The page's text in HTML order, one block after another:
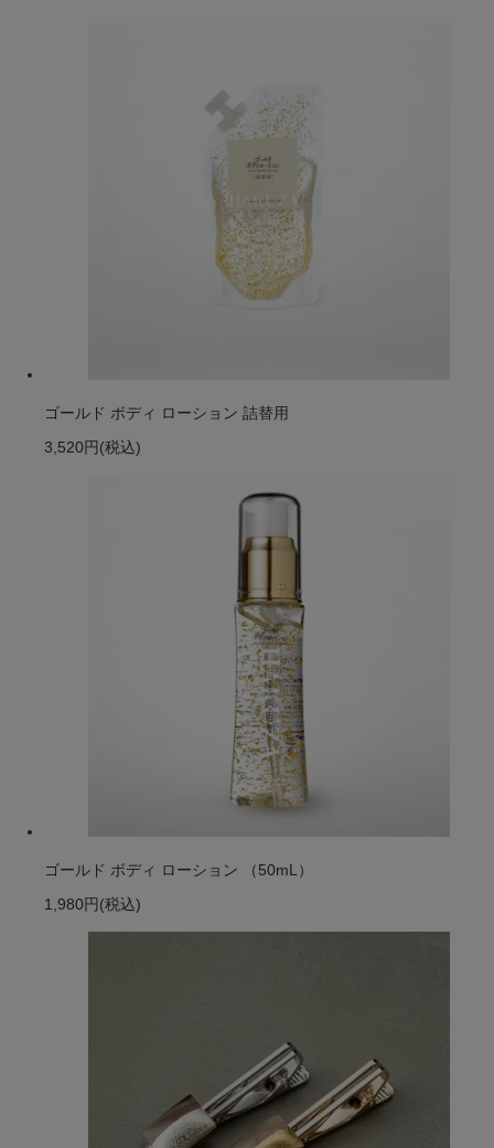
ゴールド ボディ ローション 詰替用
3,520円 (税込)
ゴールド ボディ ローション （50mL）
1,980円 (税込)